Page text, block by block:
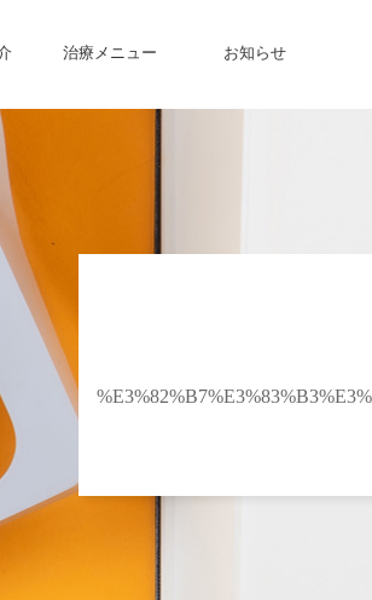
治療メニュー お知らせ